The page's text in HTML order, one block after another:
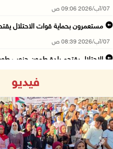
07/آب/2026 09:06 ص
مستعمرون بحماية قوات الاحتلال
07/آب/2026 08:39 ص
الاحتلال يقتحم بلدة طمون جنوب
07/آب/2026 08:23 ص
الطقس: أجواء صافية صيفية
07/آب/2026 08:15 ص
فيديو
Next